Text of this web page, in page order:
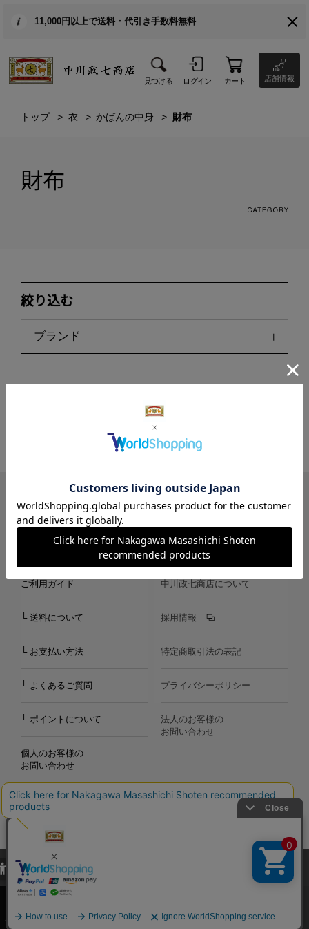
11,000円以上で送料・代引き手数料無料
見つける ログイン カート 店舗情報
トップ 衣 かばんの中身 財布
財布
絞り込む
ブランド
LINE Instagram X Facebook メールマガジン
ご利用ガイド
└ 送料について
└ お支払い方法
└ よくあるご質問
└ ポイントについて
個人のお客様の
お問い合わせ
中川政七商店について
採用情報
特定商取引法の表記
プライバシーポリシー
法人のお客様の
お問い合わせ
Copyright©2000-2026
Nakagawa Masashichi Shoten All Rights Reserved.
当サイトでは、当サイト内における閲覧履歴・属性情報などの取得およ
び利便性向上のためにクッキー（Cookie）を使用いたします。詳細に
関しては「プライバシーポリシー
承諾する